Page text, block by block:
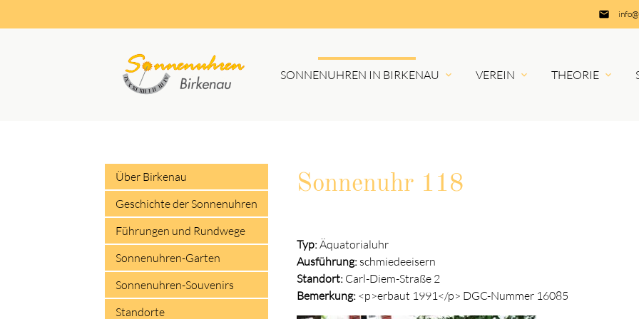
insert_email
SONNENUHREN IN BIRKENAU VEREIN THEORIE
Sonnenuhr 118
Typ:Äquatorialuhr
Ausführung: schmiedeeisern
Standort: Carl-Diem-Straße 2
Bemerkung: <p>erbaut 1991</p> DGC-Nummer 16085
Über Birkenau
Geschichte der Sonnenuhren
Führungen und Rundwege
Sonnenuhren-Garten
Sonnenuhren-Souvenirs
Standorte